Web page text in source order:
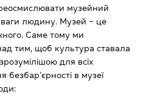
музейний
людину. Музей ‒ це
Саме тому ми
тим, щоб культура ставала
для всіх
безбар’єрності в музеї